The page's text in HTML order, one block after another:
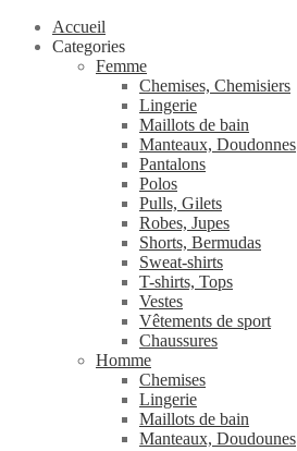
Accueil
Categories
Femme
Chemises, Chemisiers
Lingerie
Maillots de bain
Manteaux, Doudonnes
Pantalons
Polos
Pulls, Gilets
Robes, Jupes
Shorts, Bermudas
Sweat-shirts
T-shirts, Tops
Vestes
Vêtements de sport
Chaussures
Homme
Chemises
Lingerie
Maillots de bain
Manteaux, Doudounes